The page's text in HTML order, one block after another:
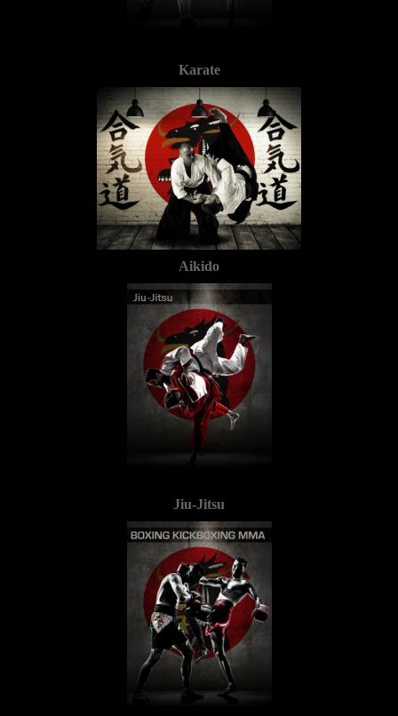
Karate
Aikido
Jiu-Jitsu